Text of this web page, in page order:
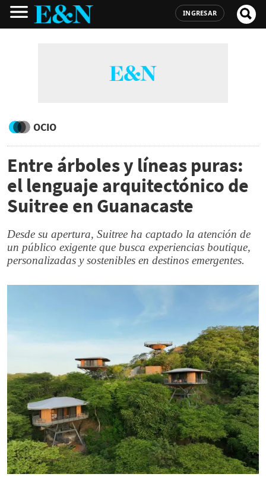
INGRESAR
OCIO
Entre árboles y líneas puras:
el lenguaje arquitectónico de
Suitree en Guanacaste
Desde su apertura, Suitree ha captado la atención de
un público exigente que busca experiencias boutique,
personalizadas y sostenibles en destinos emergentes.